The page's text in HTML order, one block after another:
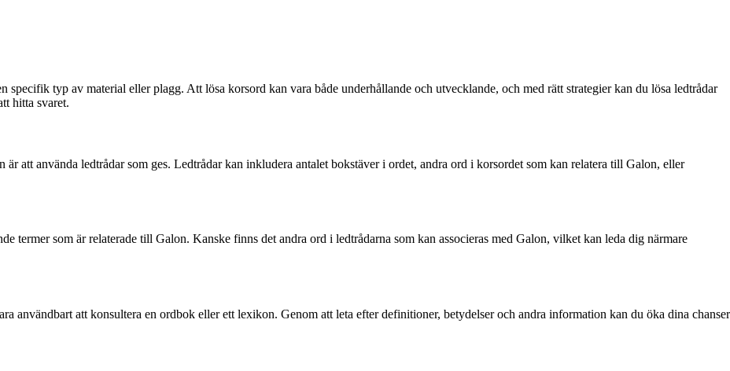
specifik typ av material eller plagg. Att lösa korsord kan vara både underhållande och utvecklande, och med rätt strategier kan du lösa ledtrådar
hitta svaret.
att använda ledtrådar som ges. Ledtrådar kan inkludera antalet bokstäver i ordet, andra ord i korsordet som kan relatera till Galon, eller
termer som är relaterade till Galon. Kanske finns det andra ord i ledtrådarna som kan associeras med Galon, vilket kan leda dig närmare
användbart att konsultera en ordbok eller ett lexikon. Genom att leta efter definitioner, betydelser och andra information kan du öka dina chanser